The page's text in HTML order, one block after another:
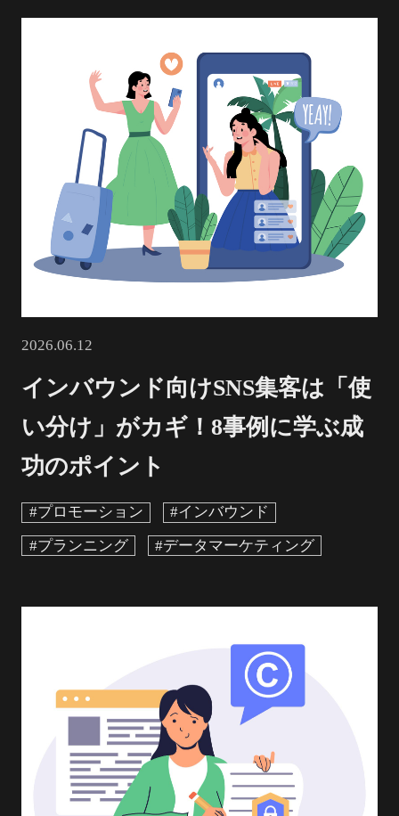
2026.06.12
インバウンド向けSNS集客は「使
い分け」がカギ！8事例に学ぶ成
功のポイント
#プロモーション
#インバウンド
#プランニング
#データマーケティング